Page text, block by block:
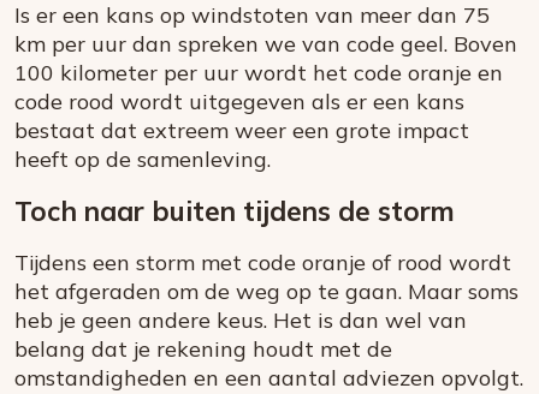
Is er een kans op windstoten van meer dan 75
km per uur dan spreken we van code geel. Boven
100 kilometer per uur wordt het code oranje en
code rood wordt uitgegeven als er een kans
bestaat dat extreem weer een grote impact
heeft op de samenleving.
Toch naar buiten tijdens de storm
Tijdens een storm met code oranje of rood wordt
het afgeraden om de weg op te gaan. Maar soms
heb je geen andere keus. Het is dan wel van
belang dat je rekening houdt met de
omstandigheden en een aantal adviezen opvolgt.